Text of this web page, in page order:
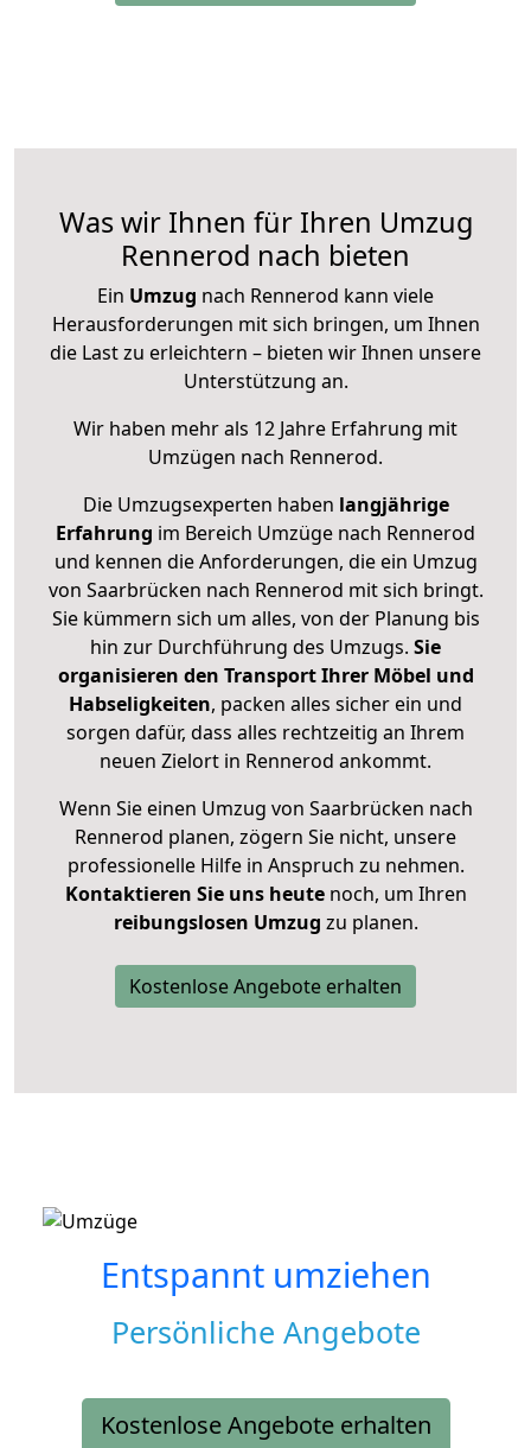
Was wir Ihnen für Ihren Umzug
Rennerod nach bieten
Ein Umzug nach Rennerod kann viele
Herausforderungen mit sich bringen, um Ihnen
die Last zu erleichtern – bieten wir Ihnen unsere
Unterstützung an.
Wir haben mehr als 12 Jahre Erfahrung mit
Umzügen nach Rennerod.
Die Umzugsexperten haben langjährige
Erfahrung im Bereich Umzüge nach Rennerod
und kennen die Anforderungen, die ein Umzug
von Saarbrücken nach Rennerod mit sich bringt.
Sie kümmern sich um alles, von der Planung bis
hin zur Durchführung des Umzugs. Sie
organisieren den Transport Ihrer Möbel und
Habseligkeiten, packen alles sicher ein und
sorgen dafür, dass alles rechtzeitig an Ihrem
neuen Zielort in Rennerod ankommt.
Wenn Sie einen Umzug von Saarbrücken nach
Rennerod planen, zögern Sie nicht, unsere
professionelle Hilfe in Anspruch zu nehmen.
Kontaktieren Sie uns heutenoch, um Ihren
reibungslosen Umzug zu planen.
Kostenlose Angebote erhalten
Entspannt umziehen
Persönliche Angebote
Kostenlose Angebote erhalten